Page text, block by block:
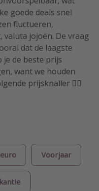
goede deals snel
fluctueren,
jojoën. De vraag
dat de laagste
je de beste prijs
want we houden
prijsknaller 🏴‍☠️
Voorjaar